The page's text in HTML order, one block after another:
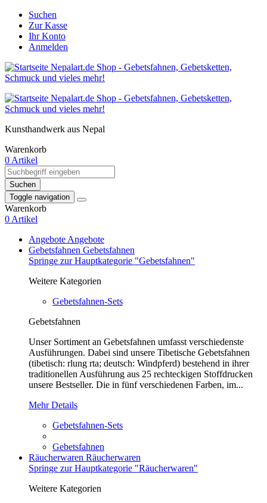
Suchen
Zur Kasse
Ihr Konto
Anmelden
Kunsthandwerk aus Nepal
Warenkorb
0 Artikel
Suchen
Toggle navigation
Warenkorb
0 Artikel
Angebote Angebote
Gebetsfahnen Gebetsfahnen
Springe zur Hauptkategorie "Gebetsfahnen"
Weitere Kategorien
Gebetsfahnen-Sets
Gebetsfahnen
Unser Sortiment an Gebetsfahnen umfasst verschiedenste
Ausführungen. Dabei sind unsere Tibetische Gebetsfahnen
(tibetisch: rlung rta; deutsch: Windpferd) bestehend in ihrer
traditionellen Ausführung aus 25 rechteckigen Stoffdrucken
unsere Bestseller. Die in fünf verschiedenen Farben, im...
Mehr Details
Gebetsfahnen-Sets
Gebetsfahnen
Räucherwaren Räucherwaren
Springe zur Hauptkategorie "Räucherwaren"
Weitere Kategorien